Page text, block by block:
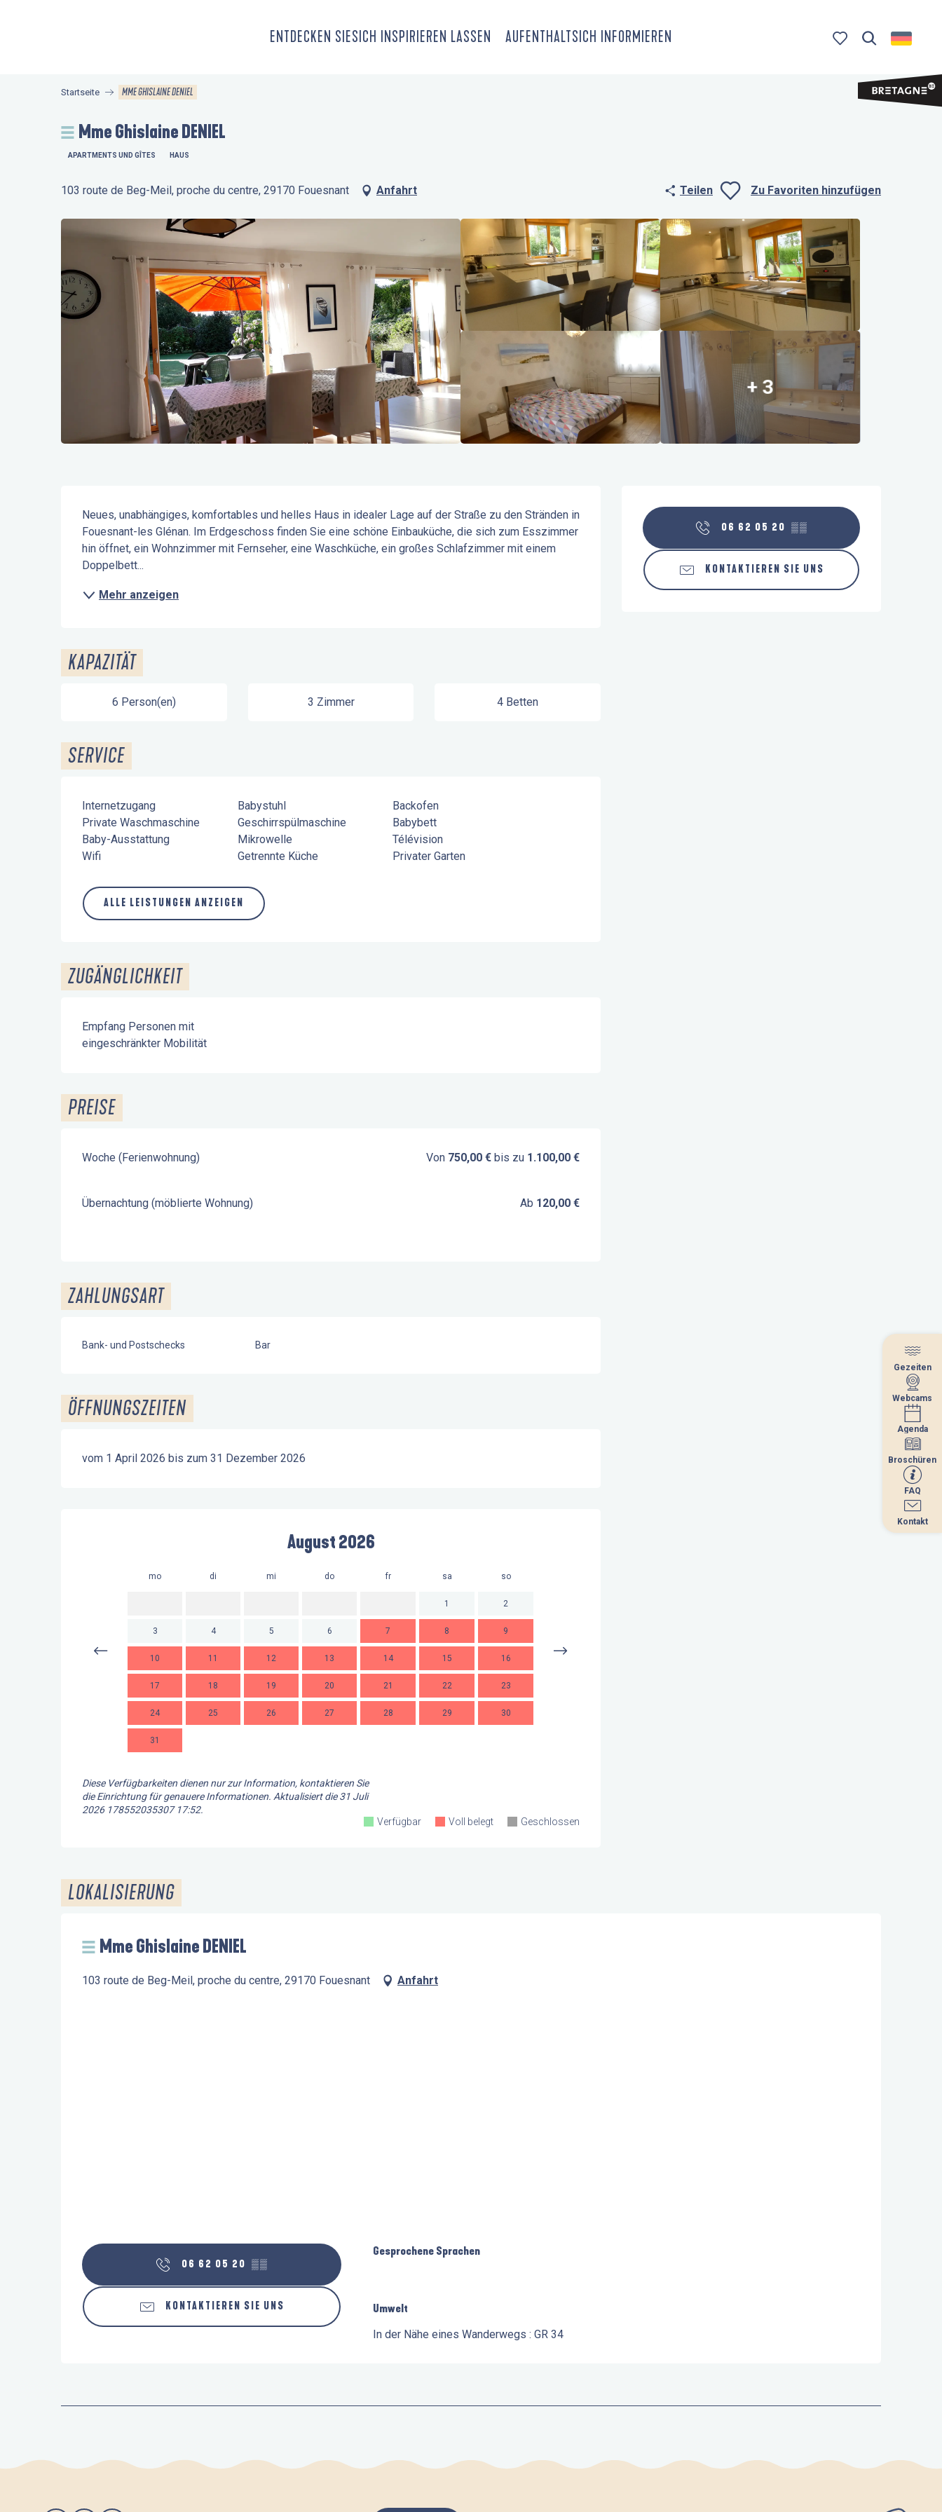
ENTDECKEN SIESICH INSPIRIEREN LASSEN AUFENTHALTSICH INFORMIEREN
Gezeiten
Webcams
Agenda
Broschüren
FAQ
Kontakt
Kontakt
Startseite MME GHISLAINE DENIEL
Mme Ghislaine DENIEL
APARTMENTS UND GÎTES HAUS
103 route de Beg-Meil, proche du centre, 29170 Fouesnant Anfahrt Teilen
Ajouter aux
Zu Favoriten hinzufügen
+ 3
Öffnungszeiten & Kontaktdaten
06 62 05 20 ▒▒
KONTAKTIEREN SIE UNS
Beschreibung
Neues, unabhängiges, komfortables und helles Haus in idealer Lage auf der Straße zu den Stränden in
Fouesnant-les Glénan. Im Erdgeschoss finden Sie eine schöne Einbauküche, die sich zum Esszimmer
hin öffnet, ein Wohnzimmer mit Fernseher, eine Waschküche, ein großes Schlafzimmer mit einem
Doppelbett...
Mehr anzeigen
KAPAZITÄT
6 Person(en) 3 Zimmer 4 Betten
SERVICE
Internetzugang Babystuhl
Backofen
Private Waschmaschine
Geschirrspülmaschine
Babybett
Baby-Ausstattung
Mikrowelle
Télévision
Wifi
Getrennte Küche Privater Garten
ALLE LEISTUNGEN ANZEIGEN
ZUGÄNGLICHKEIT
Empfang Personen mit
eingeschränkter Mobilität
PREISE
Woche (Ferienwohnung) Von 750,00 € bis zu 1.100,00 €
Übernachtung (möblierte Wohnung) Ab 120,00 €
ZAHLUNGSART
Bank- und Postschecks Bar
ÖFFNUNGSZEITEN
vom 1 April 2026 bis zum 31 Dezember 2026
August 2026
mo di mi do fr sa so
1 2
3 4 5 6 7 8 9
10 11 12 13 14 15 16
17 18 19 20 21 22 23
24 25 26 27 28 29 30
31
14
Diese Verfügbarkeiten dienen nur zur Information, kontaktieren Sie
die Einrichtung für genauere Informationen. Aktualisiert die31 Juli
2026 178552035307 17:52.
Verfügbar
Voll belegt Geschlossen
LOKALISIERUNG
Mme Ghislaine DENIEL
103 route de Beg-Meil, proche du centre, 29170 Fouesnant Anfahrt
06 62 05 20 ▒▒
KONTAKTIEREN SIE UNS
Gesprochene Sprachen
Gesprochene Sprachen
Umwelt
Umwelt
In der Nähe eines Wanderwegs : GR 34